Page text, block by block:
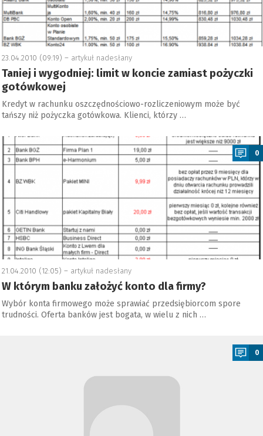
23.04.2010 (09:19) – artykuł nadesłany
Taniej i wygodniej: limit w koncie zamiast pożyczki
gotówkowej
Kredyt w rachunku oszczędnościowo-rozliczeniowym może być
tańszy niż pożyczka gotówkowa. Klienci, którzy …
0
21.04.2010 (12:05) – artykuł nadesłany
W którym banku założyć konto dla firmy?
Wybór konta firmowego może sprawiać przedsiębiorcom spore
trudności. Oferta banków jest bogata, w wielu z nich …
0